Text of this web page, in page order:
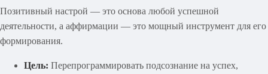
Позитивный настрой — это основа любой успешной
деятельности, а аффирмации — это мощный инструмент для его
формирования.
Цель: Перепрограммировать подсознание на успех,